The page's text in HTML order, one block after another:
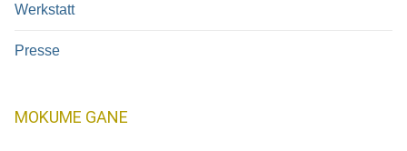
Werkstatt
Presse
MOKUME GANE